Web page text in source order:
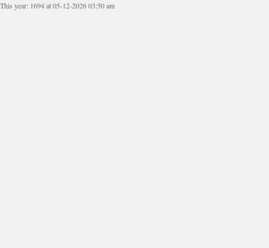
This year: 1694 at 05-12-2026 03:50 am